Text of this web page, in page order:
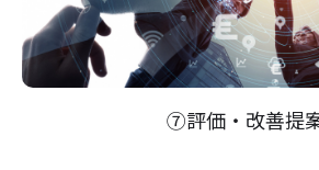
⑦評価・改善提